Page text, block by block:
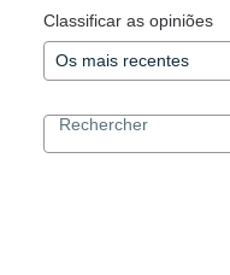
Classificar as opiniões